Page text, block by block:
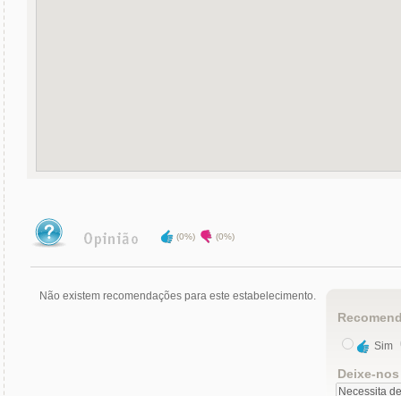
(0%) (0%)
Não existem recomendações para este estabelecimento.
Sim
Deixe-